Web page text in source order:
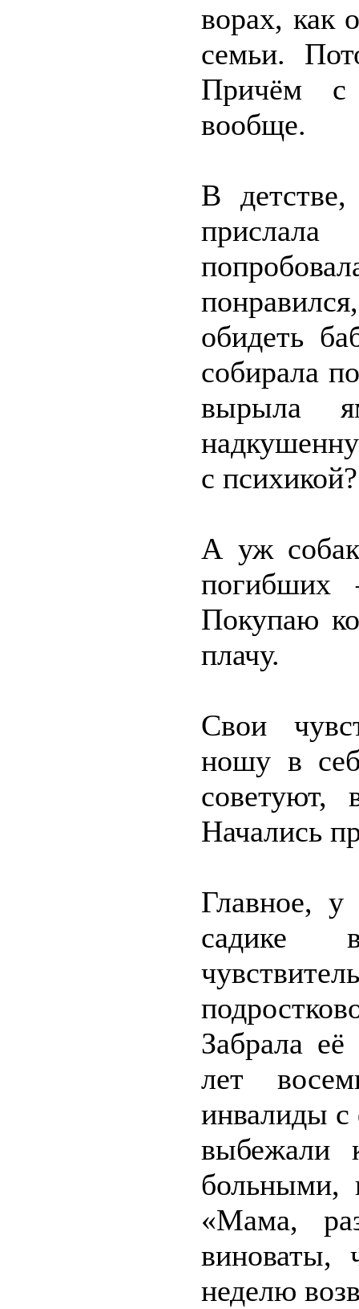
ворах, как
семьи.
Причём с
вообще.
В
обидеть
собирала
вырыла
с
А уж
Покупаю
плачу.
Свои
ношу в
советуют,
Начались
Главное,
садике
Забрала
лет
инвалиды с
выбежали
больными,
«Мама,
виноваты,
неделю